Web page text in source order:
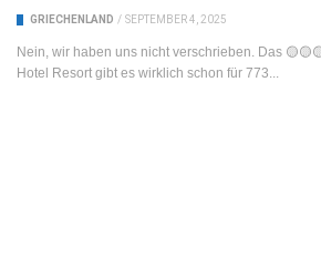
GRIECHENLAND / SEPTEMBER 4, 2025
Nein, wir haben uns nicht verschrieben. Das
Hotel Resort gibt es wirklich schon für 773...